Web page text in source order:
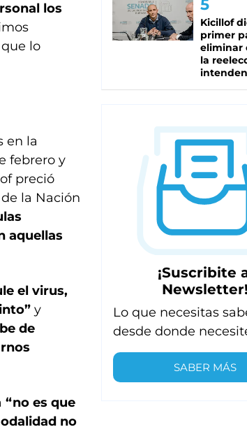
los
lo
en la
febrero y
preció
la Nación
aquellas
el virus,
y
de
“no es que
no
Kicillof
primer
eliminar
la
¡Suscribite
Lo que necesitas
desde donde
SABER MÁS